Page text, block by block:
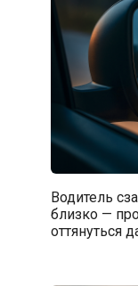
Водитель
близко —
оттянуться